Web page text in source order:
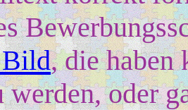
, die haben
werden, oder